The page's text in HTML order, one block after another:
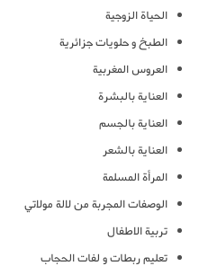
الحياة الزوجية
الطبخ و حلويات جزائرية
العروس المغربية
العناية بالبشرة
العناية بالجسم
العناية بالشعر
المرأة المسلمة
الوصفات المجربة من لالة مولاتي
تربية الاطفال
تعليم ربطات و لفات الحجاب